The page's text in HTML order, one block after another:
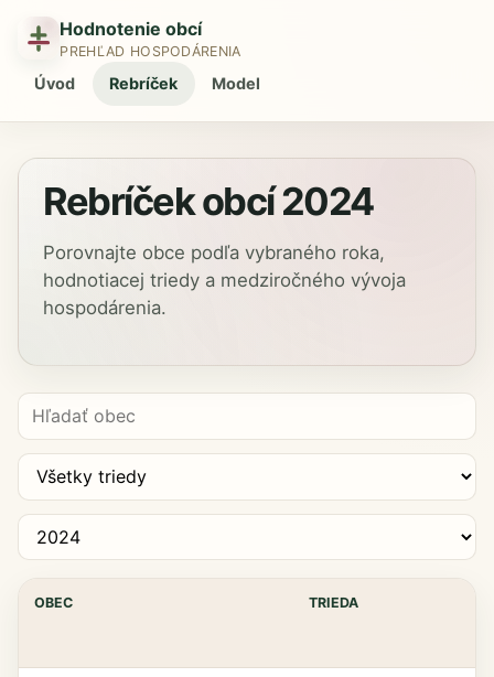
Hodnotenie obcí
PREHĽAD HOSPODÁRENIA
Úvod Rebríček Model
Rebríček obcí2024
Porovnajte obce podľa vybraného roka,
hodnotiacej triedy a medziročného vývoja
hospodárenia.
OBEC TRIEDA